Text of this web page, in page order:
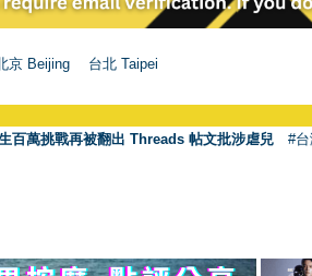
京 Beijing 台北 Taipei
百萬挑戰再被翻出 Threads 帖文批涉虐兒 #